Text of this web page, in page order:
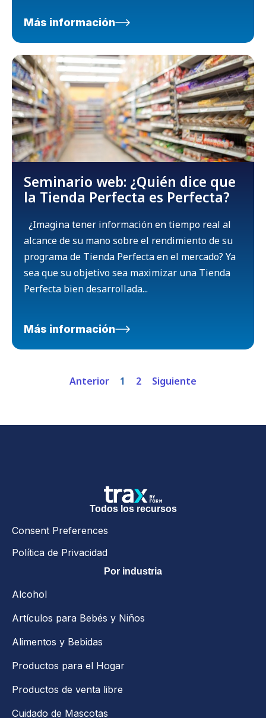
Más información
Seminario web: ¿Quién dice que
la Tienda Perfecta es Perfecta?
¿Imagina tener información en tiempo real al
alcance de su mano sobre el rendimiento de su
programa de Tienda Perfecta en el mercado? Ya
sea que su objetivo sea maximizar una Tienda
Perfecta bien desarrollada...
Más información
Anterior 1 2 Siguiente
Todos los recursos
Consent Preferences
Política de Privacidad
Por industria
Alcohol
Artículos para Bebés y Niños
Alimentos y Bebidas
Productos para el Hogar
Productos de venta libre
Cuidado de Mascotas